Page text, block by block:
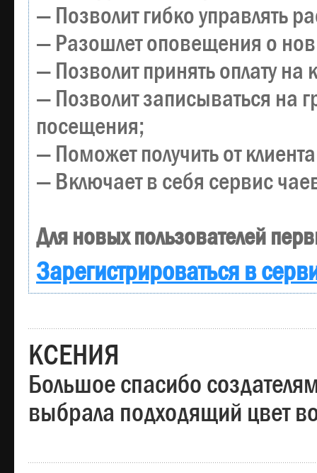
— Позволит гибко управлять
— Разошлет оповещения о
— Позволит принять оплату
— Позволит записываться на
посещения;
— Поможет получить от
— Включает в себя сервис
Для новых пользователей
Зарегистрироваться в
КСЕНИЯ
Большое спасибо
выбрала подходящий цвет